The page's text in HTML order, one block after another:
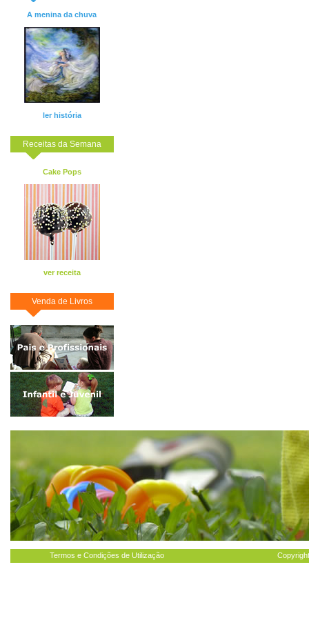
A menina da chuva
ler história
Receitas da Semana
Cake Pops
ver receita
Venda de Livros
Termos e Condições de Utilização